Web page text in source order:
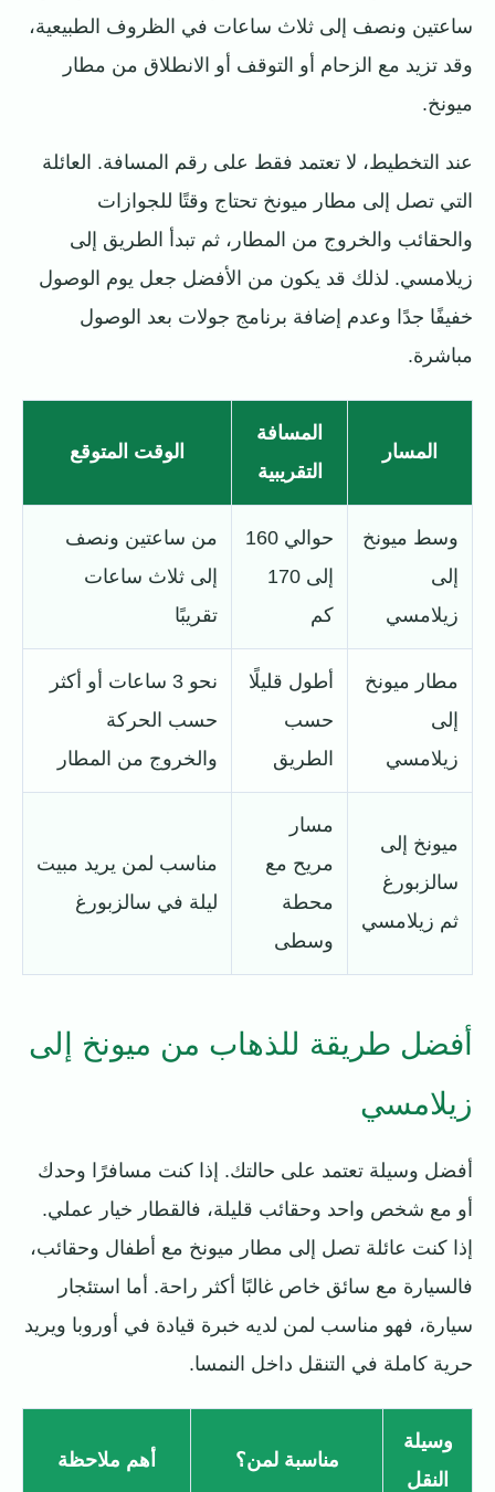
ساعتين ونصف إلى ثلاث ساعات في الظروف الطبيعية،
وقد تزيد مع الزحام أو التوقف أو الانطلاق من مطار
ميونخ.
عند التخطيط، لا تعتمد فقط على رقم المسافة. العائلة
التي تصل إلى مطار ميونخ تحتاج وقتًا للجوازات
والحقائب والخروج من المطار، ثم تبدأ الطريق إلى
زيلامسي. لذلك قد يكون من الأفضل جعل يوم الوصول
خفيفًا جدًا وعدم إضافة برنامج جولات بعد الوصول
مباشرة.
المسار
المسافة
التقريبية
الوقت المتوقع
وسط ميونخ
إلى
زيلامسي
حوالي 160
إلى 170
كم
من ساعتين ونصف
إلى ثلاث ساعات
تقريبًا
مطار ميونخ
إلى
زيلامسي
أطول قليلًا
حسب
الطريق
نحو 3 ساعات أو أكثر
حسب الحركة
والخروج من المطار
ميونخ إلى
سالزبورغ
ثم زيلامسي
مسار
مريح مع
محطة
وسطى
مناسب لمن يريد مبيت
ليلة في سالزبورغ
أفضل طريقة للذهاب من ميونخ إلى
زيلامسي
أفضل وسيلة تعتمد على حالتك. إذا كنت مسافرًا وحدك
أو مع شخص واحد وحقائب قليلة، فالقطار خيار عملي.
إذا كنت عائلة تصل إلى مطار ميونخ مع أطفال وحقائب،
فالسيارة مع سائق خاص غالبًا أكثر راحة. أما استئجار
سيارة، فهو مناسب لمن لديه خبرة قيادة في أوروبا ويريد
حرية كاملة في التنقل داخل النمسا.
وسيلة
النقل
مناسبة لمن؟ أهم ملاحظة